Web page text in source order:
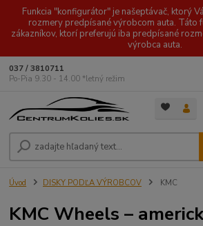
Funkcia "konfigurátor" je našeptávač, ktorý
rozmery predpísané výrobcom auta. Táto
zákazníkov, ktorí preferujú iba predpísané
výrobca auta.
037 / 3810711
Po-Pia 9.30 - 14.00 *letný režim
Úvod DISKY PODĽA VÝROBCOV KMC
KMC Wheels –